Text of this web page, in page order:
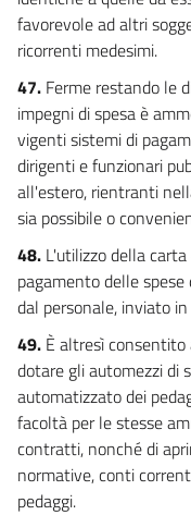
favorevole ad altri
ricorrenti medesimi.
47. Ferme restando le
impegni di spesa è
vigenti sistemi di
dirigenti e funzionari
all'estero, rientranti
sia possibile o
48. L'utilizzo della
pagamento delle
dal personale, inviato
49. È altresì
dotare gli automezzi di
automatizzato dei
facoltà per le stesse
contratti, nonché di
normative, conti
pedaggi.